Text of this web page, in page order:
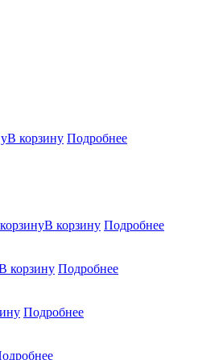
В корзину Подробнее
В корзину Подробнее
корзину Подробнее
Подробнее